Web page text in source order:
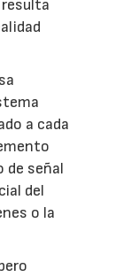
a cada
de señal
del
o la